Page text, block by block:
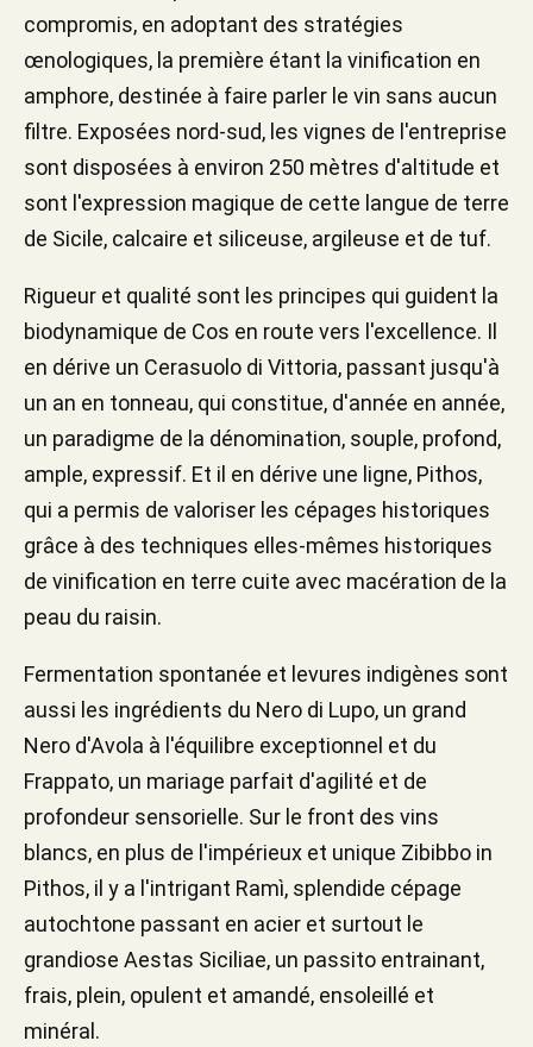
compromis, en adoptant des stratégies
œnologiques, la première étant la vinification en
amphore, destinée à faire parler le vin sans aucun
filtre. Exposées nord-sud, les vignes de l'entreprise
sont disposées à environ 250 mètres d'altitude et
sont l'expression magique de cette langue de terre
de Sicile, calcaire et siliceuse, argileuse et de tuf.
Rigueur et qualité sont les principes qui guident la
biodynamique de Cos en route vers l'excellence. Il
en dérive un Cerasuolo di Vittoria, passant jusqu'à
un an en tonneau, qui constitue, d'année en année,
un paradigme de la dénomination, souple, profond,
ample, expressif. Et il en dérive une ligne, Pithos,
qui a permis de valoriser les cépages historiques
grâce à des techniques elles-mêmes historiques
de vinification en terre cuite avec macération de la
peau du raisin.
Fermentation spontanée et levures indigènes sont
aussi les ingrédients du Nero di Lupo, un grand
Nero d'Avola à l'équilibre exceptionnel et du
Frappato, un mariage parfait d'agilité et de
profondeur sensorielle. Sur le front des vins
blancs, en plus de l'impérieux et unique Zibibbo in
Pithos, il y a l'intrigant Ramì, splendide cépage
autochtone passant en acier et surtout le
grandiose Aestas Siciliae, un passito entrainant,
frais, plein, opulent et amandé, ensoleillé et
minéral.